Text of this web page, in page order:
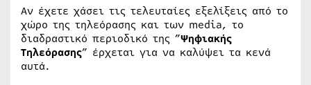
Αν έχετε χάσει τις τελευταίες εξελίξεις από το
χώρο της τηλεόρασης και των media, το
διαδραστικό περιοδικό της ”Ψηφιακής
Τηλεόρασης” έρχεται για να καλύψει τα κενά
αυτά.